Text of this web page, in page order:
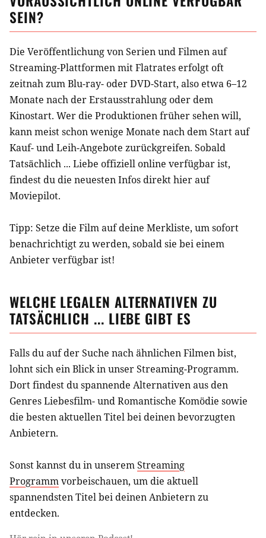
SEIN?
Die Veröffentlichung von Serien und Filmen auf
Streaming-Plattformen mit Flatrates erfolgt oft
zeitnah zum Blu-ray- oder DVD-Start, also etwa 6–12
Monate nach der Erstausstrahlung oder dem
Kinostart. Wer die Produktionen früher sehen will,
kann meist schon wenige Monate nach dem Start auf
Kauf- und Leih-Angebote zurückgreifen. Sobald
Tatsächlich ... Liebe offiziell online verfügbar ist,
findest du die neuesten Infos direkt hier auf
Moviepilot.
Tipp: Setze die Filmauf deine Merkliste, um sofort
benachrichtigt zu werden, sobald sie bei einem
Anbieter verfügbar ist!
WELCHE LEGALEN ALTERNATIVEN ZU
TATSÄCHLICH ... LIEBE GIBT ES
Falls du auf der Suche nach ähnlichenFilmenbist,
lohnt sich ein Blick in unser Streaming-Programm.
Dort findest du spannende Alternativen aus den
Genres Liebesfilm- und Romantische Komödie sowie
die besten aktuellen Titel bei deinen bevorzugten
Anbietern.
Sonst kannst du in unseremStreaming
Programmvorbeischauen, um die aktuell
spannendsten Titel bei deinen Anbietern zu
entdecken.